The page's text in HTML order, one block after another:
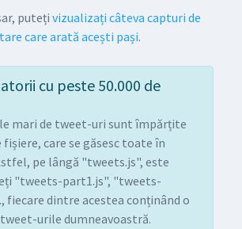
puteți vizualizați câteva capturi de
care arată acești pași.
cu peste 50.000 de
mari de tweet-uri sunt împărțite
care se găsesc toate în
pe lângă "tweets.js", este
"tweets-part1.js", "tweets-
fiecare dintre acestea conținând o
urile dumneavoastră.